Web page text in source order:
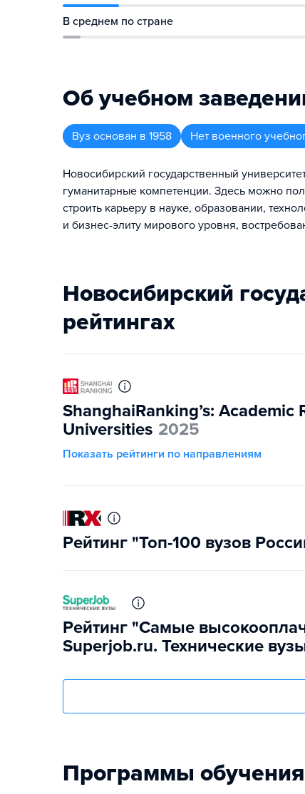
В среднем по стране
Об учебном
Вуз основан в 1958 Нет военного
Новосибирский государственный
гуманитарные компетенции. Здесь можно
строить карьеру в науке, образовании,
и бизнес-элиту мирового уровня,
Новосибирский государственный университет в
рейтингах
ShanghaiRanking’s: Academic
Universities 2025
Показать рейтинги по направлениям
Рейтинг "Топ-100 вузов
Рейтинг "Самые
Superjob.ru. Технические
Программы обучения